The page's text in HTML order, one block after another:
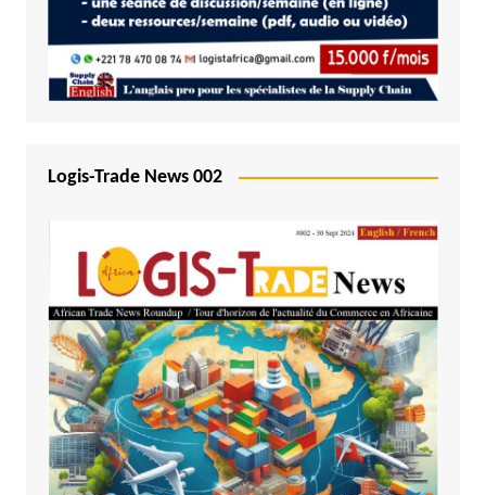
Logis-Trade News 002